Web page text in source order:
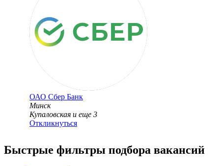
ОАО Сбер Банк
Минск
Купаловская и еще 3
Откликнуться
Быстрые фильтры подбора вакансий